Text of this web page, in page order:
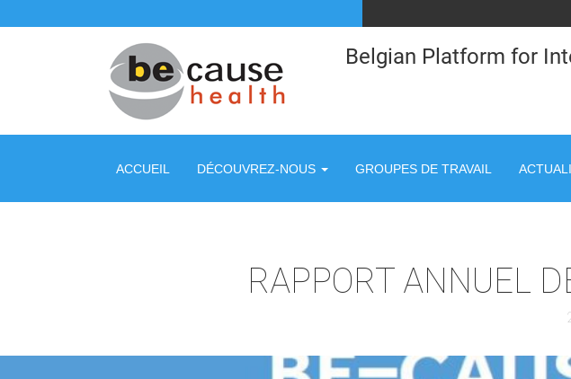
Belgian Platform for
ACCUEIL DÉCOUVREZ-NOUS GROUPES DE TRAVAIL
RAPPORT ANNUEL